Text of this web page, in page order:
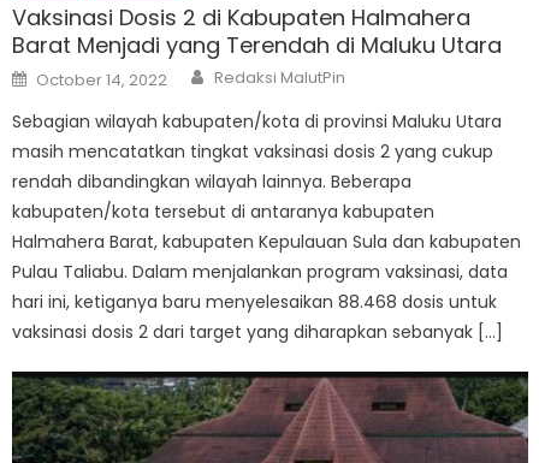
Vaksinasi Dosis 2 di Kabupaten Halmahera
Barat Menjadi yang Terendah di Maluku Utara
Posted
on
October 14, 2022 Author
Redaksi MalutPin
Sebagian wilayah kabupaten/kota di provinsi Maluku Utara
masih mencatatkan tingkat vaksinasi dosis 2 yang cukup
rendah dibandingkan wilayah lainnya. Beberapa
kabupaten/kota tersebut di antaranya kabupaten
Halmahera Barat, kabupaten Kepulauan Sula dan kabupaten
Pulau Taliabu. Dalam menjalankan program vaksinasi, data
hari ini, ketiganya baru menyelesaikan 88.468 dosis untuk
vaksinasi dosis 2 dari target yang diharapkan sebanyak […]